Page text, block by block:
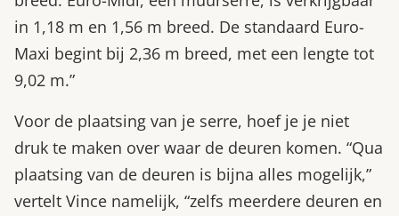
in 1,18 m en 1,56 m breed. De standaard Euro-
Maxi begint bij 2,36 m breed, met een lengte tot
9,02 m.”
Voor de plaatsing van je serre, hoef je je niet
druk te maken over waar de deuren komen. “Qua
plaatsing van de deuren is bijna alles mogelijk,”
vertelt Vince namelijk, “zelfs meerdere deuren en